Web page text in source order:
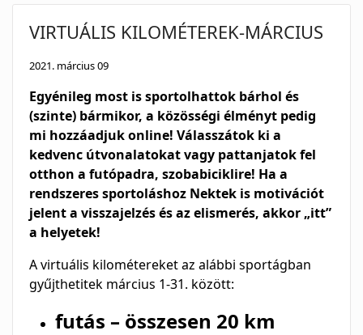
VIRTUÁLIS KILOMÉTEREK-MÁRCIUS
2021. március 09
Egyénileg most is sportolhattok bárhol és
(szinte) bármikor, a közösségi élményt pedig
mi hozzáadjuk online! Válasszátok ki a
kedvenc útvonalatokat vagy pattanjatok fel
otthon a futópadra, szobabiciklire! Ha a
rendszeres sportoláshoz Nektek is motivációt
jelent a visszajelzés és az elismerés, akkor „itt”
a helyetek!
A virtuális kilométereket az alábbi sportágban
gyűjthetitek március 1-31. között:
futás – összesen 20 km